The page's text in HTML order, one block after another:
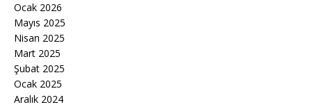
Ocak 2026
Mayıs 2025
Nisan 2025
Mart 2025
Şubat 2025
Ocak 2025
Aralık 2024